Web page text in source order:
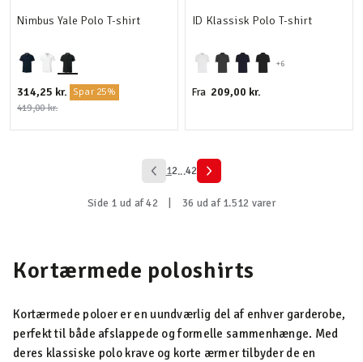
Nimbus Yale Polo T-shirt
314,25 kr. Spar 25%
419,00 kr.
+6
ID Klassisk Polo T-shirt
Fra 209,00 kr.
12...42
Side 1 ud af 42 36 ud af 1.512 varer
Kortærmede poloshirts
Kortærmede poloer er en uundværlig del af enhver garderobe,
perfekt til både afslappede og formelle sammenhænge. Med
deres klassiske polo krave og korte ærmer tilbyder de en